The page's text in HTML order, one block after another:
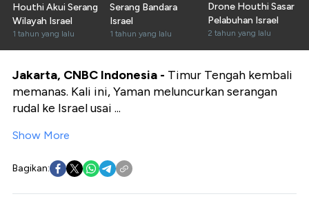
Houthi Akui Serang
Wilayah Israel
1 tahun yang lalu
Serang Bandara
Israel
1 tahun yang lalu
Drone Houthi Sasar
Pelabuhan Israel
2 tahun yang lalu
Jakarta, CNBC Indonesia - Timur Tengah kembali
memanas. Kali ini, Yaman meluncurkan serangan
rudal ke Israel usai ...
Show More
Bagikan: